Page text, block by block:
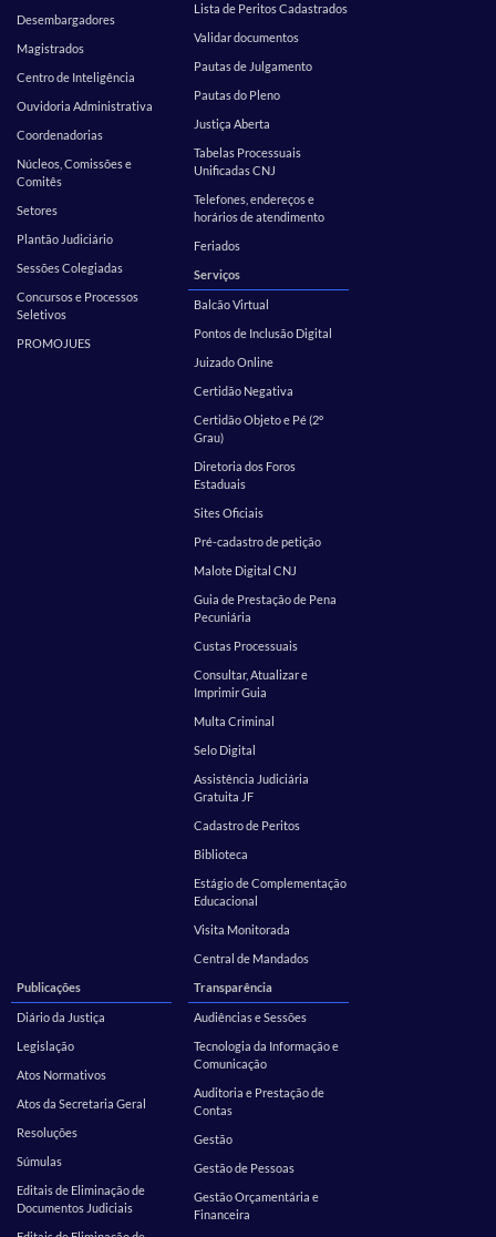
Desembargadores
Magistrados
Centro de Inteligência
Ouvidoria Administrativa
Coordenadorias
Núcleos, Comissões e
Comitês
Setores
Plantão Judiciário
Sessões Colegiadas
Concursos e Processos
Seletivos
PROMOJUES
Lista de Peritos Cadastrados
Validar documentos
Pautas de Julgamento
Pautas do Pleno
Justiça Aberta
Tabelas Processuais
Unificadas CNJ
Telefones, endereços e
horários de atendimento
Feriados
Serviços
Balcão Virtual
Pontos de Inclusão Digital
Juizado Online
Certidão Negativa
Certidão Objeto e Pé (2º
Grau)
Diretoria dos Foros
Estaduais
Sites Oficiais
Pré-cadastro de petição
Malote Digital CNJ
Guia de Prestação de Pena
Pecuniária
Custas Processuais
Consultar, Atualizar e
Imprimir Guia
Multa Criminal
Selo Digital
Assistência Judiciária
Gratuita JF
Cadastro de Peritos
Biblioteca
Estágio de Complementação
Educacional
Visita Monitorada
Central de Mandados
Publicações
Diário da Justiça
Legislação
Atos Normativos
Atos da Secretaria Geral
Resoluções
Súmulas
Editais de Eliminação de
Documentos Judiciais
Transparência
Audiências e Sessões
Tecnologia da Informação e
Comunicação
Auditoria e Prestação de
Contas
Gestão
Gestão de Pessoas
Gestão Orçamentária e
Financeira